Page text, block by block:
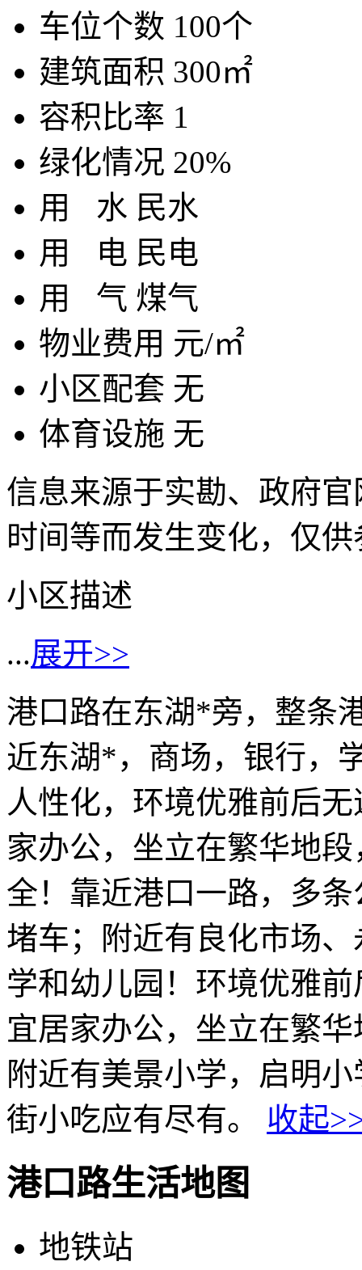
车位个数 100个
建筑面积 300㎡
容积比率 1
绿化情况 20%
用 水 民水
用
电 民电
用 气 煤气
物业费用 元/㎡
小区配套 无
体育设施 无
信息来源于实勘、政府
时间等而发生变化，仅
小区描述
...展开>>
港口路在东湖*旁，整条
近东湖*，商场，银行，
人性化，环境优雅前后
家办公，坐立在繁华地
全！靠近港口一路，多
堵车；附近有良化市场
学和幼儿园！环境优雅
宜居家办公，坐立在繁
附近有美景小学，启明
街小吃应有尽有。 收起
港口路生活地图
地铁站